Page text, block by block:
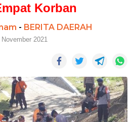
Korban
- BERITA DAERAH
November 2021